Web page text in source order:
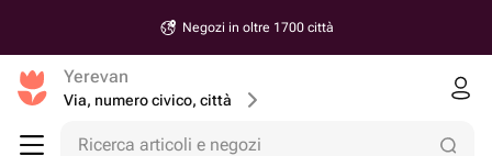
Negozi in oltre 1700 città
Yerevan
Via, numero civico, città
Ricerca articoli e negozi